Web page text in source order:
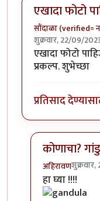
एखादा फोटो
सौंदाळा (verified=
शुक्रवार, 22/09/
एखादा फोटो
प्रकल्प. शुभेच्छा
प्रतिसाद
कोणाचा?
अहिरावण
In reply to
हा घ्या !!!!